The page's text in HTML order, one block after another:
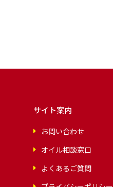
サイト案内
お問い合わせ
オイル相談窓口
よくあるご質問